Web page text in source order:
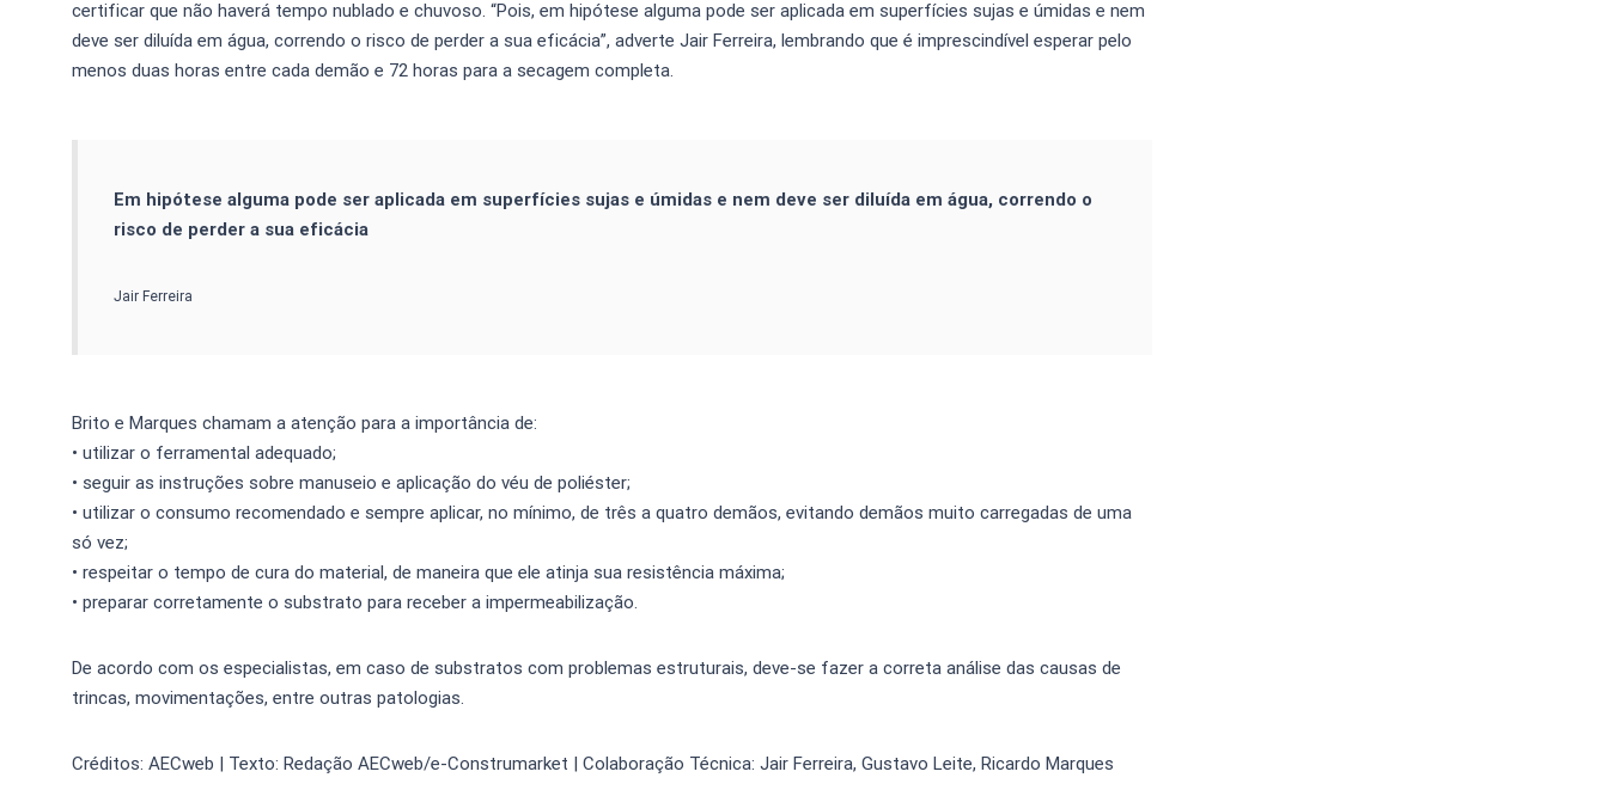
certificar que não haverá tempo nublado e chuvoso. “Pois, em hipótese alguma pode ser aplicada em superfícies sujas e úmidas e nem
deve ser diluída em água, correndo o risco de perder a sua eficácia”, adverte Jair Ferreira, lembrando que é imprescindível esperar pelo
menos duas horas entre cada demão e 72 horas para a secagem completa.
Em hipótese alguma pode ser aplicada em superfícies sujas e úmidas e nem deve ser diluída em água, correndo o
risco de perder a sua eficácia
Jair Ferreira
Brito e Marques chamam a atenção para a importância de:
• utilizar o ferramental adequado;
• seguir as instruções sobre manuseio e aplicação do véu de poliéster;
• utilizar o consumo recomendado e sempre aplicar, no mínimo, de três a quatro demãos, evitando demãos muito carregadas de uma
só vez;
• respeitar o tempo de cura do material, de maneira que ele atinja sua resistência máxima;
• preparar corretamente o substrato para receber a impermeabilização.
De acordo com os especialistas, em caso de substratos com problemas estruturais, deve-se fazer a correta análise das causas de
trincas, movimentações, entre outras patologias.
Créditos: AECweb | Texto: Redação AECweb/e-Construmarket | Colaboração Técnica: Jair Ferreira, Gustavo Leite, Ricardo Marques